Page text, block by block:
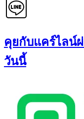
คุยกับแคร์ไลน์
วันนี้